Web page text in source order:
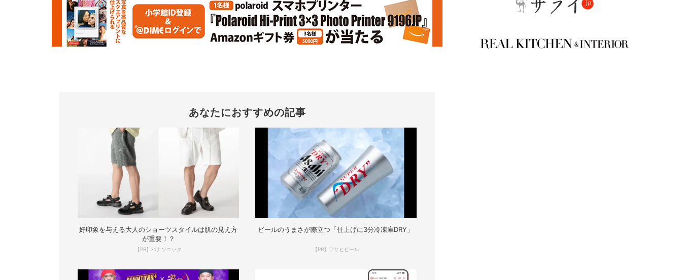
あなたにおすすめの記事
好印象を与える大人のショーツスタイルは肌の見え方
が重要！？
【PR】パナソニック
ビールのうまさが際立つ「仕上げに3分冷凍庫DRY」
【PR】アサヒビール